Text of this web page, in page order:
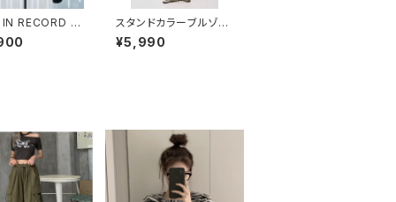
RECORD T
JACKET lmtd-
スタンドカラーブルゾン
1013-240226032
¥5,990